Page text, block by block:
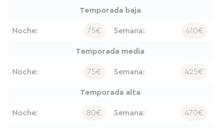
Temporada baja
Noche: 75€ Semana: 410€
Temporada media
Noche: 75€ Semana: 425€
Temporada alta
Noche: 80€ Semana: 470€